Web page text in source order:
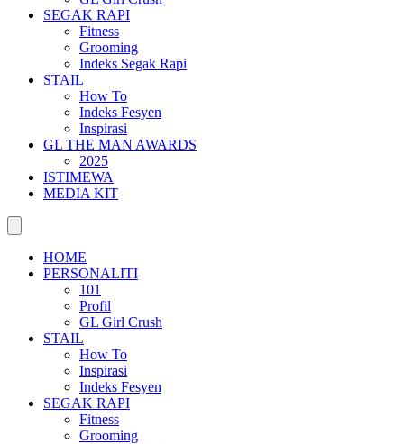
SEGAK RAPI
Fitness
Grooming
Indeks Segak Rapi
STAIL
How To
Indeks Fesyen
Inspirasi
GL THE MAN AWARDS
2025
ISTIMEWA
MEDIA KIT
HOME
PERSONALITI
101
Profil
GL Girl Crush
STAIL
How To
Inspirasi
Indeks Fesyen
SEGAK RAPI
Fitness
Grooming